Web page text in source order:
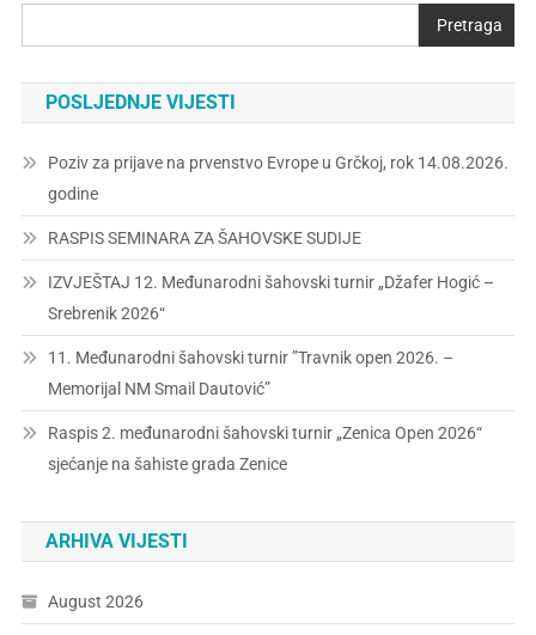
Pretraga
POSLJEDNJE VIJESTI
Poziv za prijave na prvenstvo Evrope u Grčkoj, rok 14.08.2026.
godine
RASPIS SEMINARA ZA ŠAHOVSKE SUDIJE
IZVJEŠTAJ 12. Međunarodni šahovski turnir „Džafer Hogić –
Srebrenik 2026“
11. Međunarodni šahovski turnir ”Travnik open 2026. –
Memorijal NM Smail Dautović”
Raspis 2. međunarodni šahovski turnir „Zenica Open 2026“
sjećanje na šahiste grada Zenice
ARHIVA VIJESTI
August 2026